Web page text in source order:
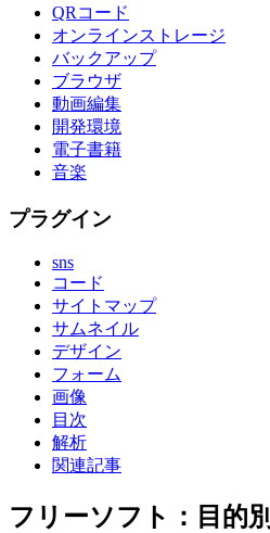
QRコード
オンラインストレージ
バックアップ
ブラウザ
動画編集
開発環境
電子書籍
音楽
プラグイン
sns
コード
サイトマップ
サムネイル
デザイン
フォーム
画像
目次
解析
関連記事
フリーソフト：目的別